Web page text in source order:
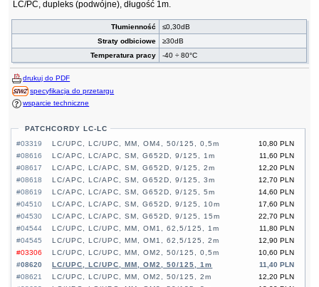
LC/PC, dupleks (podwójne), długość 1m.
Tłumienność
≤0,30dB
Straty odbiciowe
≥30dB
Temperatura pracy
-40 ÷ 80°C
drukuj do PDF
specyfikacja do przetargu
wsparcie techniczne
PATCHCORDY LC-LC
#03319
10,80 PLN
LC/UPC, LC/UPC, MM, OM4, 50/125, 0,5m
#08616
11,60 PLN
LC/APC, LC/APC, SM, G652D, 9/125, 1m
#08617
12,20 PLN
LC/APC, LC/APC, SM, G652D, 9/125, 2m
#08618
12,70 PLN
LC/APC, LC/APC, SM, G652D, 9/125, 3m
#08619
14,60 PLN
LC/APC, LC/APC, SM, G652D, 9/125, 5m
#04510
17,60 PLN
LC/APC, LC/APC, SM, G652D, 9/125, 10m
#04530
22,70 PLN
LC/APC, LC/APC, SM, G652D, 9/125, 15m
#04544
11,80 PLN
LC/UPC, LC/UPC, MM, OM1, 62,5/125, 1m
#04545
12,90 PLN
LC/UPC, LC/UPC, MM, OM1, 62,5/125, 2m
#03306
10,60 PLN
LC/UPC, LC/UPC, MM, OM2, 50/125, 0,5m
#08620
11,40 PLN
LC/UPC, LC/UPC, MM, OM2, 50/125, 1m
#08621
12,20 PLN
LC/UPC, LC/UPC, MM, OM2, 50/125, 2m